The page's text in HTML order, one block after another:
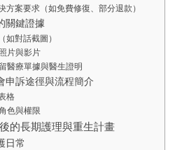
方案要求（如免費修復、部分退款）
關鍵證據
如對話截圖）
片與影片
醫療單據與醫生證明
申訴途徑與流程簡介
格
色與權限
的長期護理與重生計畫
日常